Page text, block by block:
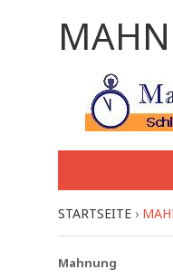
STARTSEITE ›
Mahnung